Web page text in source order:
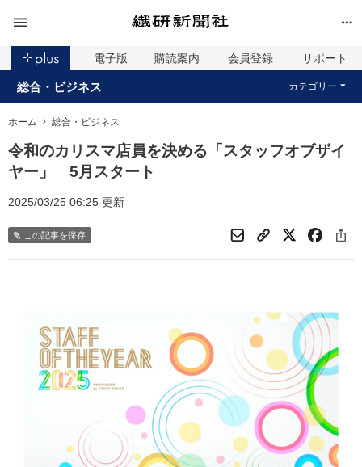
電子版 購読案内 会員登録 サポート
総合・ビジネス カテゴリー
ホーム 総合・ビジネス
令和のカリスマ店員を決める「スタッフオブザイ
ヤー」 5月スタート
2025/03/25 06:25 更新
この記事を保存